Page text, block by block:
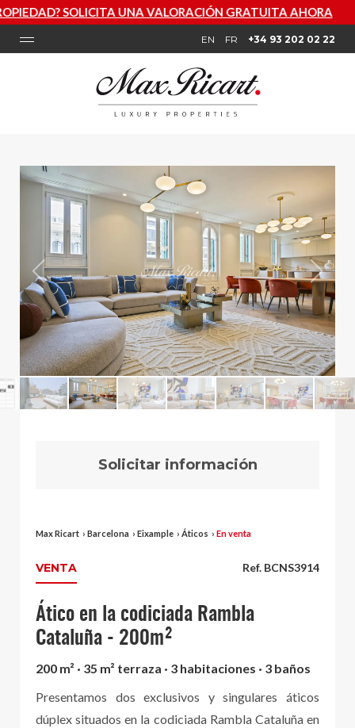
UNA VALORACIÓN GRATUITA AHORA
EN FR +34 93 202 02 22
Solicitar información
Max Ricart › Barcelona › Eixample › Áticos › En venta
VENTA Ref. BCNS3914
Ático en la codiciada Rambla
Cataluña - 200m²
200 m² · 35 m² terraza · 3 habitaciones · 3 baños
Presentamos dos exclusivos y singulares áticos
dúplex situados en la codiciada Rambla Cataluña en